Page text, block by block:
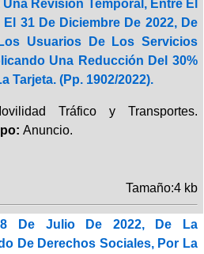
Revisión Temporal, Entre El
31 De Diciembre De 2022, De
Usuarios De Los Servicios
Una Reducción Del 30%
Tarjeta. (Pp. 1902/2022).
Tráfico y Transportes.
Anuncio.
Tamaño:4 kb
De Julio De 2022, De La
De Derechos Sociales, Por La